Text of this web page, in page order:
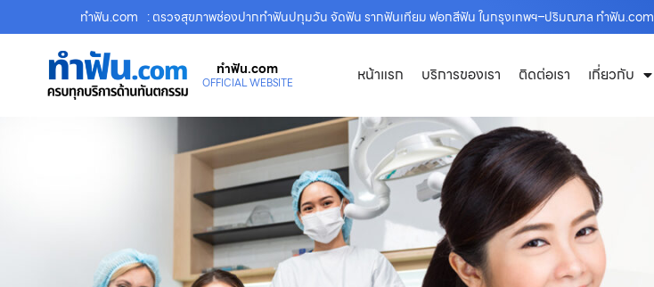
ทําฟัน.com : ตรวจสุขภาพช่องปากทำฟันปทุมวัน จัดฟัน รากฟันเทียม ฟอกสีฟัน ในกรุงเทพฯ–ปริมณฑล ทำฟัน.com
ทําฟัน.com
OFFICIAL WEBSITE หน้าแรก บริการของเรา ติดต่อเรา เกี่ยวกับ